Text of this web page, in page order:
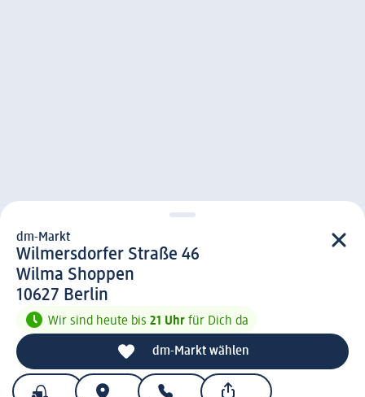
d m-Markt
dm-Markt
Wilmersdorfer Straße 46
Wilma Shoppen
1 0 6 2 7
10627 Berlin
Wir sind heute bis 21 Uhr für Dich da
dm-Markt wählen